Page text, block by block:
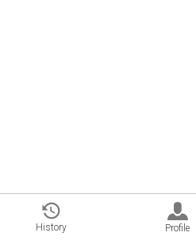
History Profile